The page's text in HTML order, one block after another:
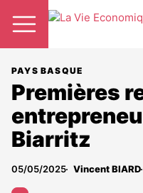
PAYS BASQUE
Premières
Biarritz
05/05/2025 Vincent BIARD